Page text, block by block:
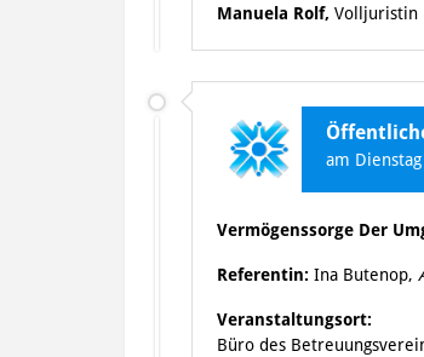
Manuela Rolf, Volljuristin
am
Vermögenssorge Der
Referentin: Ina Butenop,
Veranstaltungsort:
Büro des